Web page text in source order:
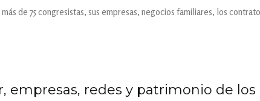
de 75 congresistas, sus empresas, negocios familiares, los
empresas, redes y patrimonio de los